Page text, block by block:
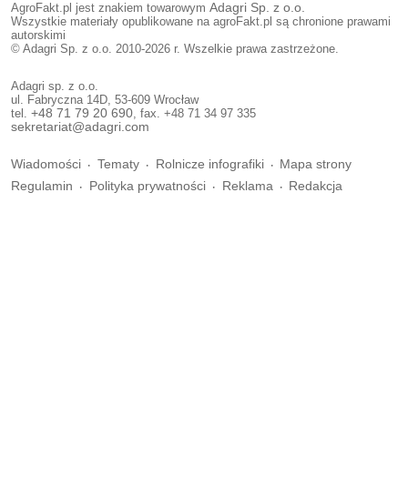
AgroFakt.pl jest znakiem towarowym Adagri Sp. z o.o.
Wszystkie materiały opublikowane na agroFakt.pl są chronione prawami
autorskimi
© Adagri Sp. z o.o. 2010-2026 r. Wszelkie prawa zastrzeżone.
Adagri sp. z o.o.
ul. Fabryczna 14D, 53-609 Wrocław
tel. +48 71 79 20 690 , fax. +48 71 34 97 335
sekretariat@adagri.com
Wiadomości Tematy Rolnicze infografiki
Mapa strony
Regulamin
Polityka prywatności Reklama Redakcja